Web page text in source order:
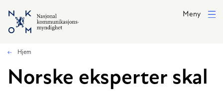
Hopp til hovedinnhold
Meny
Hjem
Norske eksperter skal